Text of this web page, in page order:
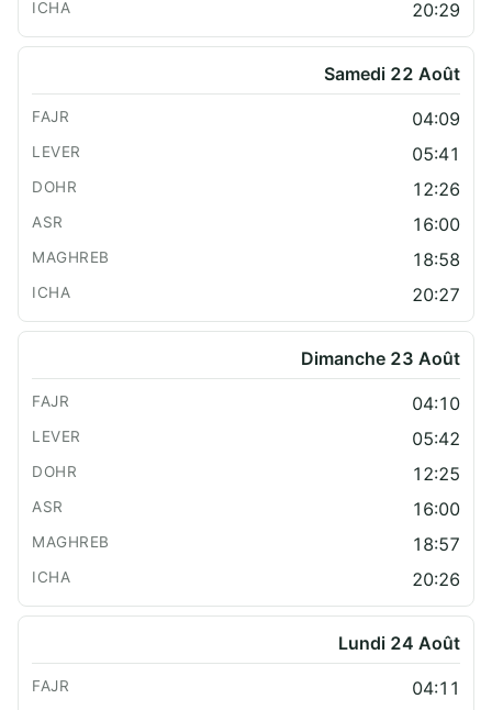
20:29
Samedi 22 Août
04:09
05:41
12:26
16:00
18:58
20:27
Dimanche 23 Août
04:10
05:42
12:25
16:00
18:57
20:26
Lundi 24 Août
04:11